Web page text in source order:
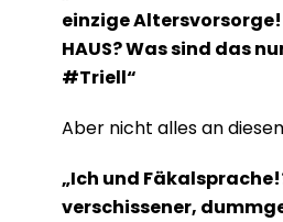
einzige Altersvorsorge!
HAUS? Was sind das
#Triell“
Aber nicht alles an
„Ich und
verschissener,